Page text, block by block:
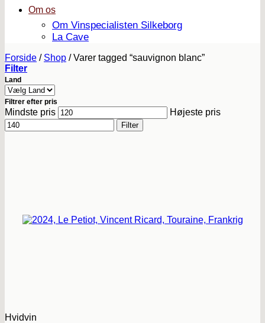
Om os
Om Vinspecialisten Silkeborg
La Cave
Forside / Shop /Varer tagged “sauvignon blanc”
Filter
Land
Filtrer efter pris
Mindste pris Højeste pris
Filter
Hvidvin